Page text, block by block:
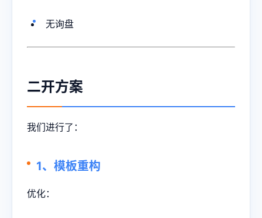
无询盘
二开方案
我们进行了：
1、模板重构
优化：